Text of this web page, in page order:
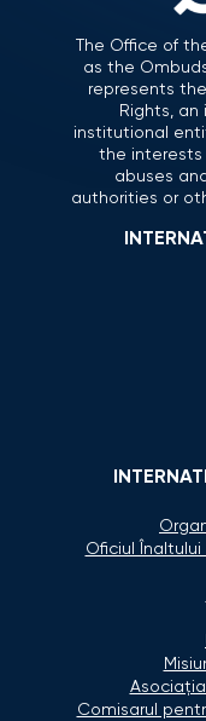
The Office of
as the
represents
Rights,
institutional
the interests
abuses
authorities or
Oficiul
Comisarul